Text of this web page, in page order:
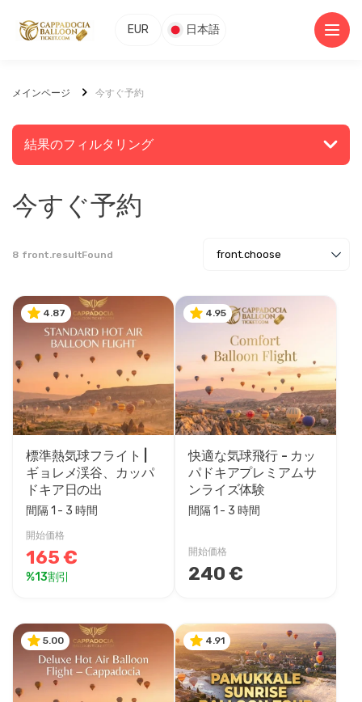
EUR 日本語
メインページ 今すぐ予約
結果のフィルタリング
front.searchChoose
front.searchExplore
価格帯
front.tourTime
今すぐ予約
8 front.resultFound
4.87
標準熱気球フライト |
ギョレメ渓谷、カッパ
ドキア日の出
間隔 1 - 3 時間
開始価格
165 €
%13割引
4.95
快適な気球飛行 - カッ
パドキアプレミアムサ
ンライズ体験
間隔 1 - 3 時間
開始価格
240 €
5.00 4.91